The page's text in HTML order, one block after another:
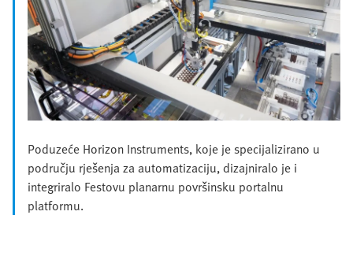
Poduzeće Horizon Instruments, koje je specijalizirano u
području rješenja za automatizaciju, dizajniralo je i
integriralo Festovu planarnu površinsku portalnu
platformu.